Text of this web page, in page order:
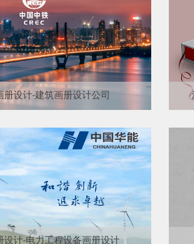
册设计-建筑画册设计公司
设计-电力工程设备画册设计